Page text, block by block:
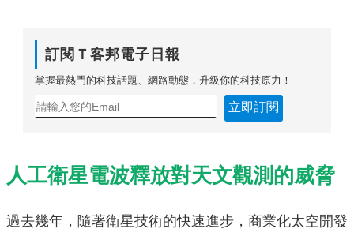
訂閱Ｔ客邦電子日報
掌握最熱門的科技話題、網路動態，升級你的科技原力！
立即訂閱
人工衛星電波釋放對天文觀測的威脅
過去幾年，隨著衛星技術的快速進步，商業化太空開發